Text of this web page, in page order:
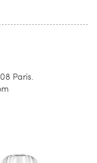
Paris.